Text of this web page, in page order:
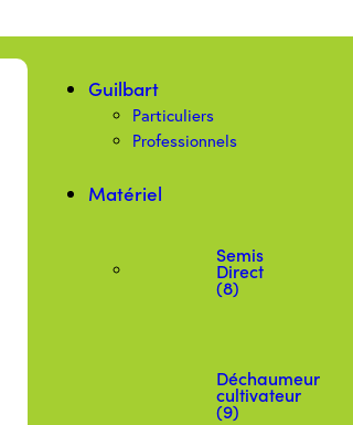
Guilbart
Particuliers
Professionnels
Matériel
Semis
Direct
(8)
Déchaumeur
cultivateur
(9)